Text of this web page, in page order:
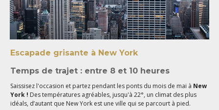
Escapade grisante à New York
Temps de trajet : entre 8 et 10 heures
Saissisez l'occasion et partez pendant les ponts du mois de mai à New
York ! Des températures agréables, jusqu'à 22°, un climat des plus
idéals, d’autant que New York est une ville qui se parcourt à pied.